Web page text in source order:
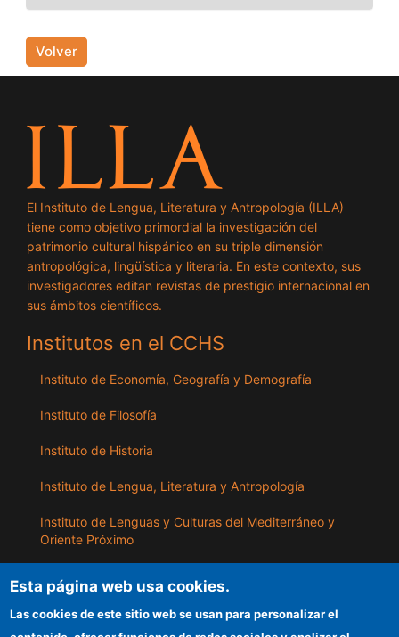
Volver
El Instituto de Lengua, Literatura y Antropología (ILLA)
tiene como objetivo primordial la investigación del
patrimonio cultural hispánico en su triple dimensión
antropológica, lingüística y literaria. En este contexto, sus
investigadores editan revistas de prestigio internacional en
sus ámbitos científicos.
Institutos en el CCHS
Instituto de Economía, Geografía y Demografía
Instituto de Filosofía
Instituto de Historia
Instituto de Lengua, Literatura y Antropología
Instituto de Lenguas y Culturas del Mediterráneo y
Oriente Próximo
Esta página web usa cookies.
Las cookies de este sitio web se usan para personalizar el